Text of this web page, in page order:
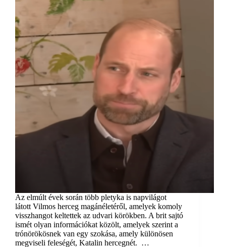
Az elmúlt évek során több pletyka is napvilágot
látott Vilmos herceg magánéletéről, amelyek komoly
visszhangot keltettek az udvari körökben. A brit sajtó
ismét olyan információkat közölt, amelyek szerint a
trónörökösnek van egy szokása, amely különösen
megviseli feleségét, Katalin hercegnét. …